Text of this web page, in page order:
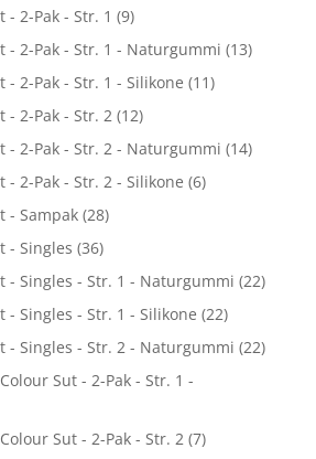
- 2-Pak - Str. 1 (9)
- 2-Pak - Str. 1 - Naturgummi (13)
- 2-Pak - Str. 1 - Silikone (11)
- 2-Pak - Str. 2 (12)
- 2-Pak - Str. 2 - Naturgummi (14)
- 2-Pak - Str. 2 - Silikone (6)
- Sampak (28)
- Singles (36)
- Singles - Str. 1 - Naturgummi (22)
- Singles - Str. 1 - Silikone (22)
- Singles - Str. 2 - Naturgummi (22)
Sut - 2-Pak - Str. 1 -
Sut - 2-Pak - Str. 2 (7)